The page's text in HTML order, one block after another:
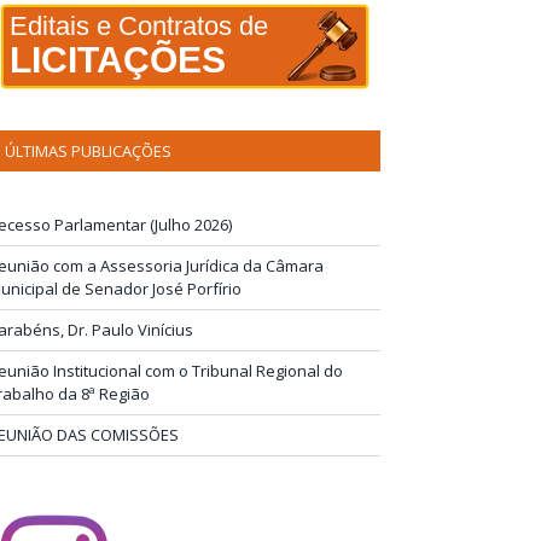
Editais e Contratos de
LICITAÇÕES
ÚLTIMAS PUBLICAÇÕES
Parlamentar (Julho 2026)
com a Assessoria Jurídica da Câmara
de Senador José Porfírio
Dr. Paulo Vinícius
Institucional com o Tribunal Regional do
da 8ª Região
DAS COMISSÕES